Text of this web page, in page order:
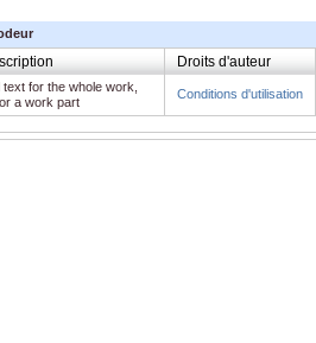
Droits d'auteur
text for the whole work,
a work part
Conditions d'utilisation